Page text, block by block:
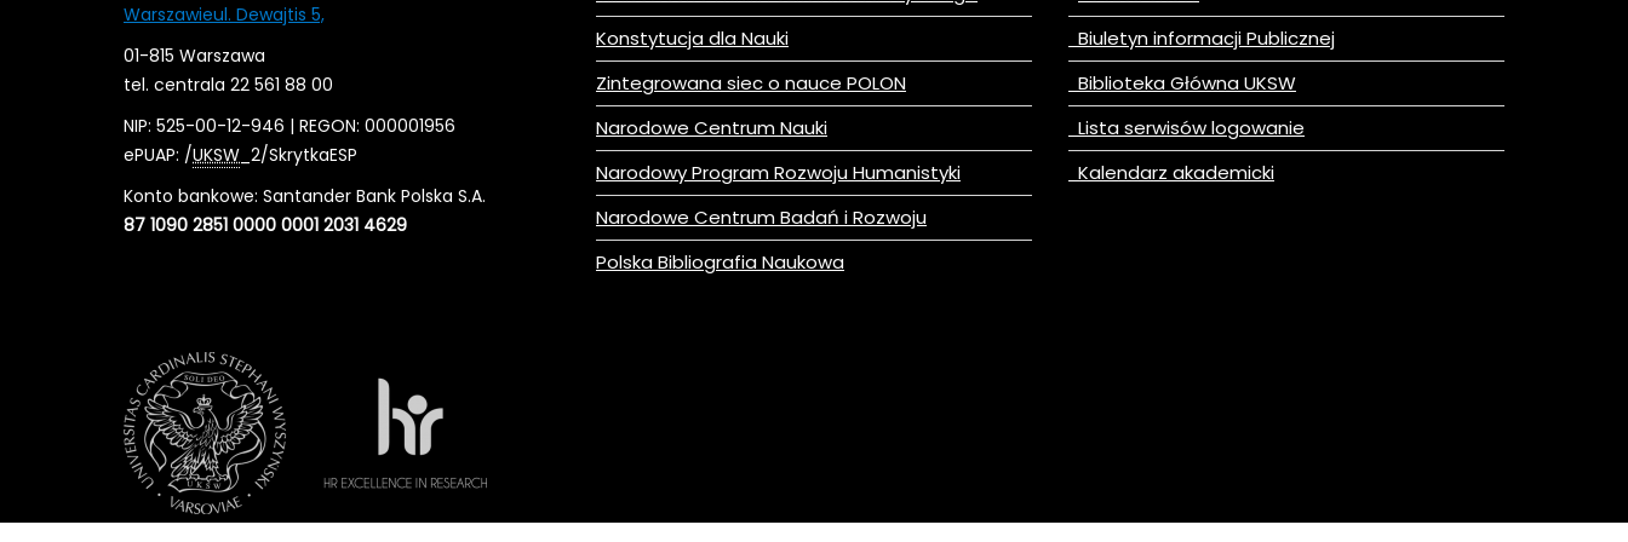
Warszawieul. Dewajtis 5,
01-815 Warszawa
tel. centrala 22 561 88 00
NIP: 525-00-12-946 | REGON: 000001956
ePUAP: /UKSW _2/SkrytkaESP
Konto bankowe: Santander Bank Polska S.A.
87 1090 2851 0000 0001 2031 4629
Konstytucja dla Nauki
Zintegrowana siec o nauce POLON
Narodowe Centrum Nauki
Narodowy Program Rozwoju Humanistyki
Narodowe Centrum Badań i Rozwoju
Polska Bibliografia Naukowa
Biuletyn informacji Publicznej
Biblioteka Główna UKSW
Lista serwisów logowanie
Kalendarz akademicki